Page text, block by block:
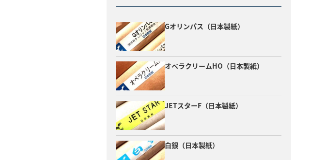
Gオリンパス（日本製紙）
オペラクリームHO（日本製紙）
JETスターF（日本製紙）
白銀（日本製紙）